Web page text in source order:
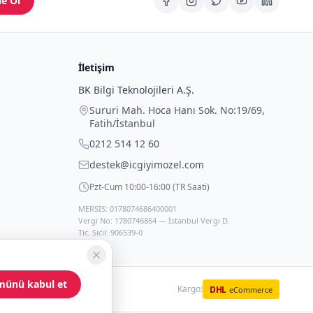
İletişim
BK Bilgi Teknolojileri A.Ş.
Sururi Mah. Hoca Hanı Sok. No:19/69,
Fatih/İstanbul
0212 514 12 60
destek@icgiyimozel.com
Pzt-Cum 10:00-16:00 (TR Saati)
MERSİS: 0178074686400001
Vergi No: 1780746864 — İstanbul Vergi D.
Tic. Sicil: 906539-0
Kargo: DHL eCommerce
kabul et